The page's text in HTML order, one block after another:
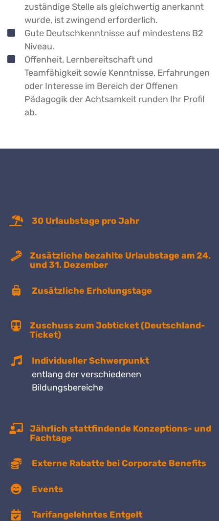
zuständige Stelle als gleichwertig anerkannt
wurde, ist zwingend erforderlich.
Gute Deutschkenntnisse auf mindestens B2
Niveau.
Offenheit, Lernbereitschaft und
Teamfähigkeit sowie Kenntnisse, Erfahrungen
oder Interesse im Bereich der Offenen
Pädagogik der Achtsamkeit runden Ihr Profil
ab.
30 Urlaubstage pro Jahr
Zusätzliche bezahlte Urlaubstage am 24.
und 31. Dezember
Zusätzliche Erholungstage
Zuschuss zum Jobticket (Deutschland-
Ticket)
Individueller Schwerpunkt
entlang der verschiedenen
Bildungsbereiche
Jährlich stattfindende Konzeptions- und
Fachtage
Externe Rabatte bei Corporate Benefits
Events
Tarifangelehntes Entgelt